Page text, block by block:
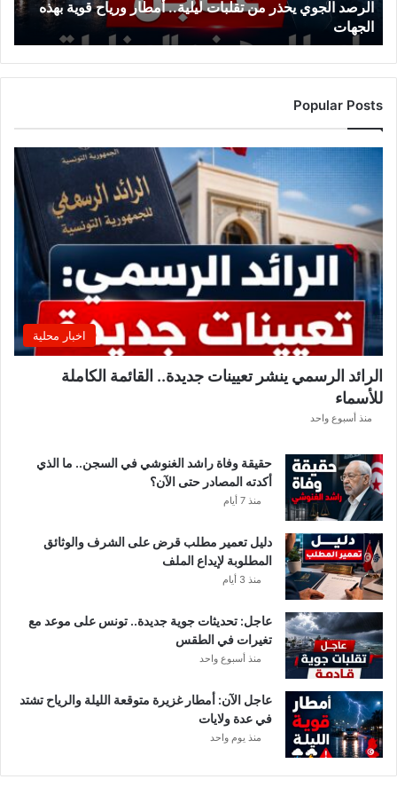
ي
ح
ذ
ر
ت
ا
ت
ل
ي
ل
ي
ة
.
أ
ا
ر
و
ر
ا
ح
ق
و
ة
ب
ه
ذ
ه
ا
ل
الرصد الجوي يحذر من تقلبات ليلية.. أمطار ورياح قوية بهذه
الجهات
Popular Posts
اخبار محلية
الرائد الرسمي ينشر تعيينات جديدة.. القائمة الكاملة
للأسماء
منذ أسبوع واحد
حقيقة وفاة راشد الغنوشي في السجن.. ما الذي
أكدته المصادر حتى الآن؟
منذ 7 أيام
دليل تعمير مطلب قرض على الشرف والوثائق
المطلوبة لإيداع الملف
منذ 3 أيام
عاجل: تحديثات جوية جديدة.. تونس على موعد مع
تغيرات في الطقس
منذ أسبوع واحد
عاجل الآن: أمطار غزيرة متوقعة الليلة والرياح تشتد
في عدة ولايات
منذ يوم واحد